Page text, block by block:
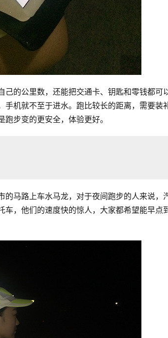
的公里数，还能把交通卡、钥匙和零钱都可
机就不至于进水。跑比较长的距离，需要装
步变的更安全，体验更好。
马路上车水马龙，对于夜间跑步的人来说，
，他们的速度快的惊人，大家都希望能早点